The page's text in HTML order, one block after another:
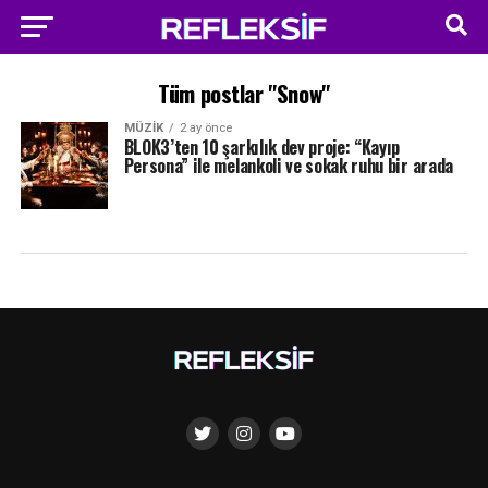
Tüm postlar "Snow"
MÜZIK 2 ay önce
BLOK3’ten 10 şarkılık dev proje: “Kayıp
Persona” ile melankoli ve sokak ruhu bir arada